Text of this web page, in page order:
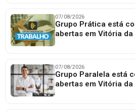
07/08/2026
Grupo Prática está
abertas em Vitória da
07/08/2026
Grupo Paralela está
abertas em Vitória da